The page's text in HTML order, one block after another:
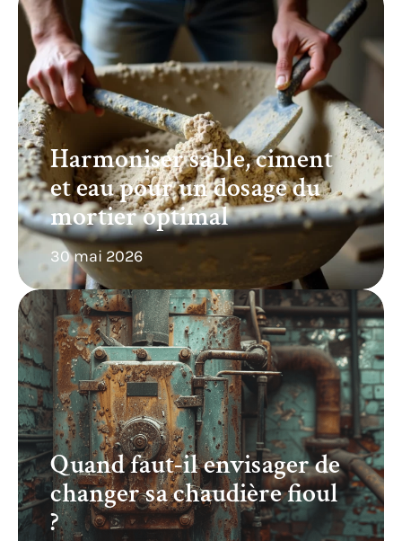
Harmoniser sable, ciment
et eau pour un dosage du
mortier optimal
30 mai 2026
Quand faut-il envisager de
changer sa chaudière fioul
?